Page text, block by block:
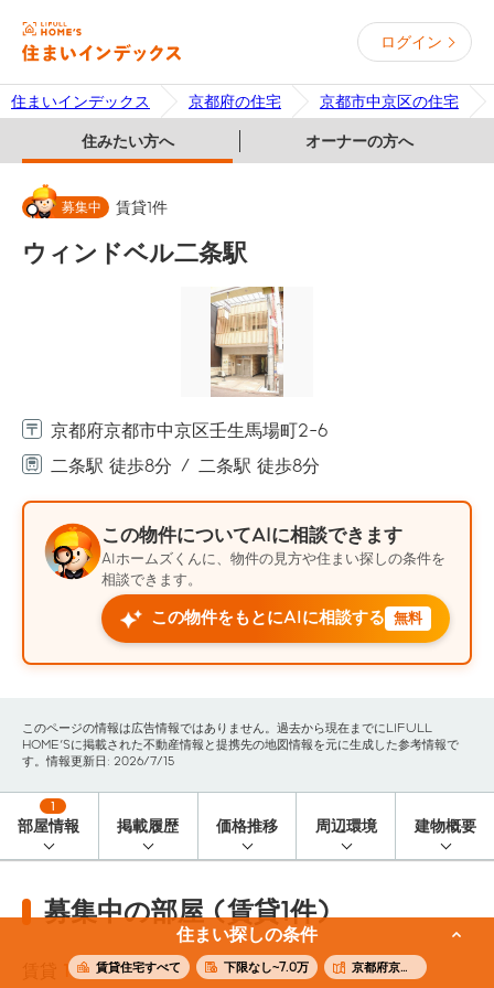
ログイン
住まいインデックス 京都府の住宅 京都市中京区の住宅
住みたい方へ オーナーの方へ
住まい探しの条件
賃貸住宅すべて 下限なし~7.0万 京都府京都市中京区
募集中 賃貸1件
ウィンドベル二条駅
京都府京都市中京区壬生馬場町2-6
二条駅 徒歩8分
二条駅 徒歩8分
この物件についてAIに相談できます
AIホームズくんに、物件の見方や住まい探しの条件を
相談できます。
この物件をもとにAIに相談する 無料
このページの情報は広告情報ではありません。過去から現在までにLIFULL
HOME'Sに掲載された不動産情報と提携先の地図情報を元に生成した参考情報で
す。情報更新日: 2026/7/15
部屋情報
1
掲載履歴 価格推移 周辺環境 建物概要
募集中の部屋 (賃貸1件)
1 件